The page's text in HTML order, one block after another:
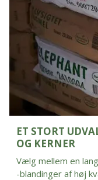
ET STORT
OG KERNER
Vælg mellem en
-blandinger af høj